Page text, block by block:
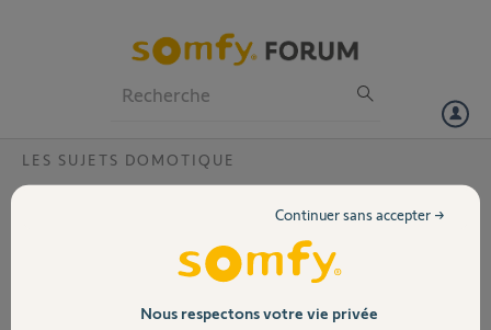
Volet
LES SUJETS DOMOTIQUE
One+ Led blanche haut clignote
J'essai d'installer une One+ mais malgres la tentative de reset 10s.et
même 30s je me retrouve en permanence avec la led (blanche) face
en haut qui clignote (quand détecte mouvement sonne une fois....)
Nous respectons votre vie privée
Continuer sans accepter →